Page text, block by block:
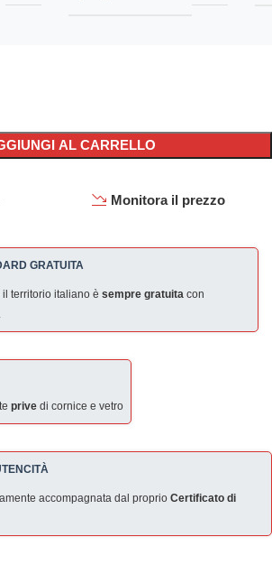
AL CARRELLO
Monitora il prezzo
GRATUITA
territorio italiano è sempre gratuita con
prive di cornice e vetro
accompagnata dal proprio Certificato di